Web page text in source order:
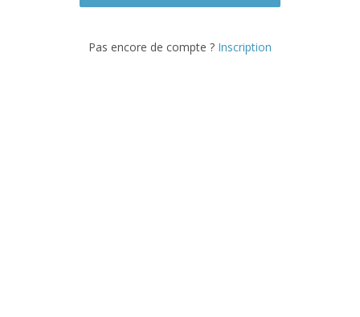
Pas encore de compte ? Inscription